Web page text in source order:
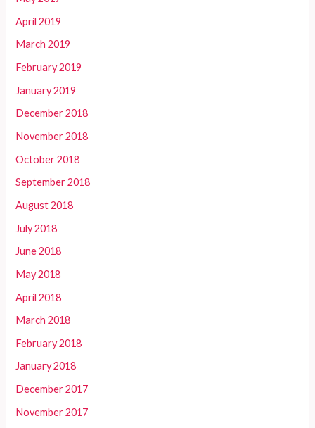
April 2019
March 2019
February 2019
January 2019
December 2018
November 2018
October 2018
September 2018
August 2018
July 2018
June 2018
May 2018
April 2018
March 2018
February 2018
January 2018
December 2017
November 2017